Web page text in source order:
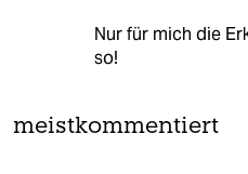
Nur für mich die
so!
meistkommentiert